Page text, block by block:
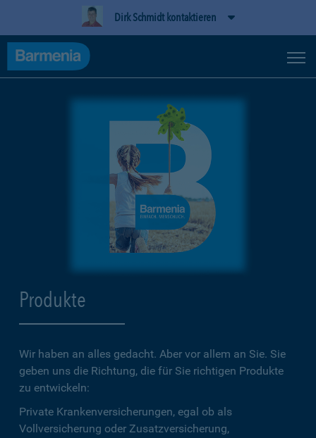
Dirk Schmidt kontaktieren
Produkte
Wir haben an alles gedacht. Aber vor allem an Sie. Sie
geben uns die Richtung, die für Sie richtigen Produkte
zu entwickeln:
Private Krankenversicherungen, egal ob als
Vollversicherung oder Zusatzversicherung,